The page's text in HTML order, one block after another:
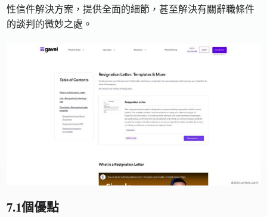
性信件解決方案，提供全面的細節，甚至解決有關辭職條件
的談判的微妙之處。
7.1個優點